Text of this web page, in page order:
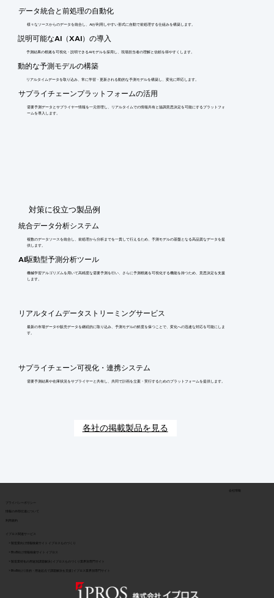
データ統合と前処理の自動化
様々なソースからのデータを統合し、AIが利用しやすい形式に自動で前処理する仕組みを構築します。
説明可能なAI（XAI）の導入
予測結果の根拠を可視化・説明できるAIモデルを採用し、現場担当者の理解と信頼を得やすくします。
動的な予測モデルの構築
リアルタイムデータを取り込み、常に学習・更新される動的な予測モデルを構築し、変化に即応します。
サプライチェーンプラットフォームの活用
需要予測データとサプライヤー情報を一元管理し、リアルタイムでの情報共有と協調意思決定を可能にするプラットフォ
ームを導入します。
​対策に役立つ製品例
統合データ分析システム
複数のデータソースを統合し、前処理から分析までを一貫して行えるため、予測モデルの基盤となる高品質なデータを提
供します。
AI駆動型予測分析ツール
機械学習アルゴリズムを用いて高精度な需要予測を行い、さらに予測根拠を可視化する機能を持つため、意思決定を支援
します。
リアルタイムデータストリーミングサービス
最新の市場データや販売データを継続的に取り込み、予測モデルの鮮度を保つことで、変化への迅速な対応を可能にしま
す。
サプライチェーン可視化・連携システム
需要予測結果や在庫状況をサプライヤーと共有し、共同で計画を立案・実行するためのプラットフォームを提供します。
各社の掲載製品を見る
​情報の外部伝達について
会社情報
イプロス関連サービス
> 製造業向け情報検索サイト イプロスものづくり
> BtoB向け | 目的・用途起点で課題解決を支援 | イプロス業界別専門サイト
> BtoB向け情報検索サイト イプロス
> 製造業特化の用途別課題解決 | イプロスものづくり業界別専門サイト